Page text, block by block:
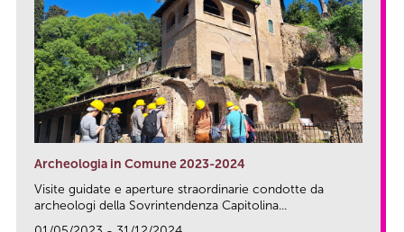
Archeologia in Comune 2023-2024
Visite guidate e aperture straordinarie condotte da
archeologi della Sovrintendenza Capitolina...